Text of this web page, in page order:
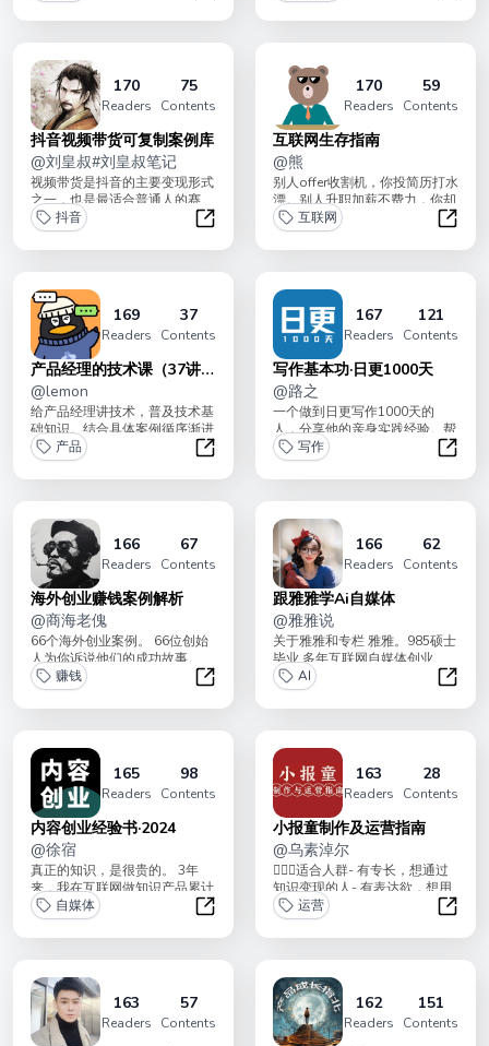
Pytho...
Python潮流周刊 | 每周连载中
2024年开始日更公...
婉苏
170
Readers
75
Contents
抖音视频带货可复制案例库
@刘皇叔#刘皇叔笔记
视频带货是抖音的主要变现形式
之一，也是最适合普通人的赛
道。我是刘皇叔，手动精选 200
个视频带货可...
抖音
抖音视频带货可复制案例库
170
Readers
59
Contents
互联网生存指南
@熊
别人offer收割机，你投简历打水
漂。别人升职加薪不费力，你却
努力工作无人知。 简历怎么
写？面试怎...
互联网
互联
169
Readers
37
Contents
产品经理的技术课（37讲已
完结）
@lemon
给产品经理讲技术，普及技术基
础知识。结合具体案例循序渐进
地讲解产品经理需要学习的技术
知识。个人背景：...
产品
产品经理的技术课（37讲已完结）
167
Readers
121
Contents
写作基本功·日更1000天
@路之
一个做到日更写作1000天的
人，分享他的亲身实践经验。帮
你跨越写作门槛，走上写作赚富
之路。有问题可加...
写作
写作
166
Readers
67
Contents
海外创业赚钱案例解析
@商海老傀
66个海外创业案例。 66位创始
人为你诉说他们的成功故事。
适合寻找出海生意的朋友们。
期望能...
赚钱
海外创业赚钱案例解析
166
Readers
62
Contents
跟雅雅学Ai自媒体
@雅雅说
关于雅雅和专栏 雅雅。985硕士
毕业 多年互联网自媒体创业、
副业经验， 很早开始经营淘宝
店铺，...
AI
跟雅
165
Readers
98
Contents
内容创业经验书·2024
@徐宿
真正的知识，是很贵的。 3年
来，我在互联网做知识产品累计
变现200万，只要订阅这个专
栏，你就能学到...
自媒体
内容创业经验书·2024
163
Readers
28
Contents
小报童制作及运营指南
@乌素淖尔
💁🏻‍♀️适合人群- 有专长，想通过
知识变现的人- 有表达欲，想用
文字吸引同路人- 对制作和运
营...
运营
小报
163
Readers
57
Contents
162
Readers
151
Contents